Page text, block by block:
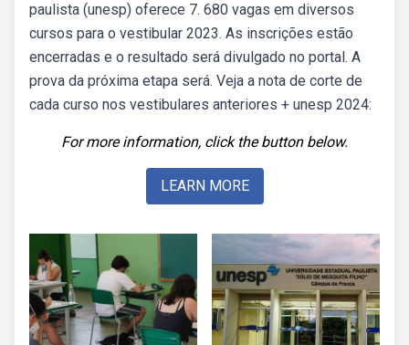
paulista (unesp) oferece 7. 680 vagas em diversos
cursos para o vestibular 2023. As inscrições estão
encerradas e o resultado será divulgado no portal. A
prova da próxima etapa será. Veja a nota de corte de
cada curso nos vestibulares anteriores + unesp 2024:
For more information, click the button below.
LEARN MORE